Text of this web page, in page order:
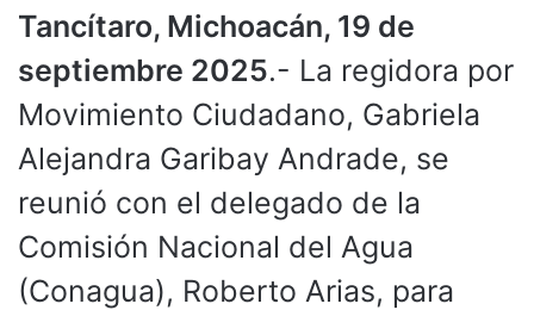
Tancítaro, Michoacán, 19 de
septiembre 2025.- La regidora por
Movimiento Ciudadano, Gabriela
Alejandra Garibay Andrade, se
reunió con el delegado de la
Comisión Nacional del Agua
(Conagua), Roberto Arias, para